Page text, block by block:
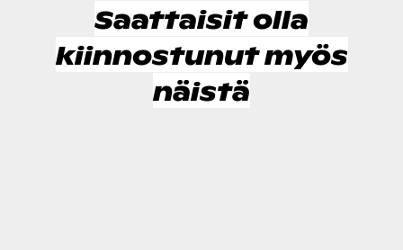
Saattaisit olla
kiinnostunut myös
näistä